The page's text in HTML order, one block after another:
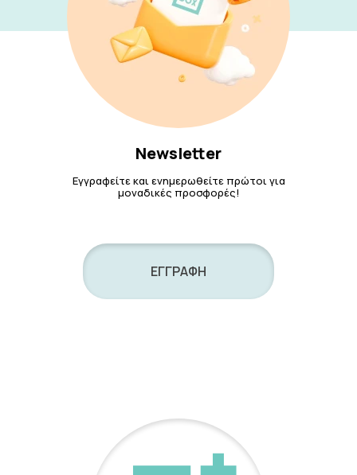
Newsletter
Εγγραφείτε και ενημερωθείτε πρώτοι για
μοναδικές προσφορές!
ΕΓΓΡΑΦΗ